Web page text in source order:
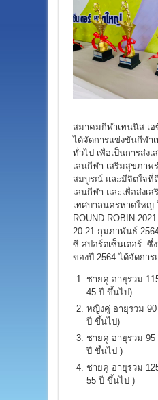
สมาคมกีฬาเทนนิส เอ
ได้จัดการแข่งขันกีฬา
ทั่วไป เพื่อเป็นการส่ง
เล่นกีฬา เสริมสุขภาพ
สมบูรณ์ และมีจิตใจที่
เล่นกีฬา และเพื่อส่งเ
เทศบาลนครหาดใหญ่
ROUND ROBIN
20-21 กุมภาพันธ์
ซี สปอร์ตเซ็นเตอร์ ซึ่
ของปี 2564 ได้จัดกา
ชายคู่ อายุรวม
45 ปี ขึ้นไป)
หญิงคู่ อายุรวม
ปี ขึ้นไป)
ชายคู่ อายุรวม 95
ปี ขึ้นไป )
ชายคู่ อายุรวม
55 ปี ขึ้นไป )